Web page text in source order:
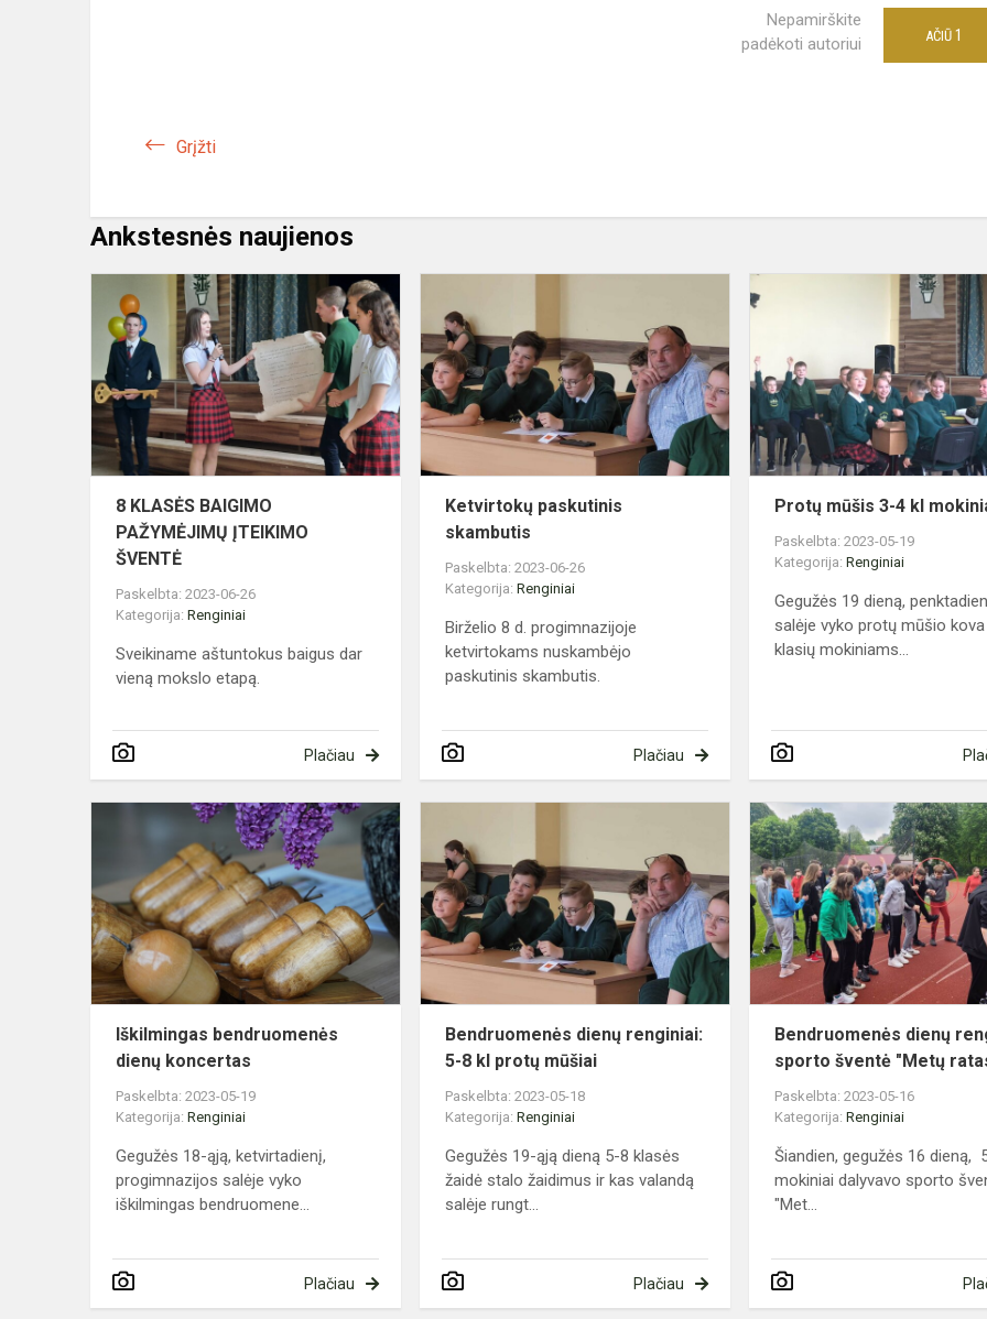
Nepamirškite
padėkoti autoriui
AČIŪ 1
Grįžti
Ankstesnės naujienos
KLASĖS
BAIGIMO
PAŽYMĖJIMŲ
ĮTEIKIMO
ŠVENTĖ
8 KLASĖS BAIGIMO
PAŽYMĖJIMŲ ĮTEIKIMO
ŠVENTĖ
Paskelbta: 2023-06-26
Kategorija: Renginiai
Sveikiname aštuntokus baigus dar
vieną mokslo etapą.
Plačiau
paskutinis
Ketvirtokų paskutinis
skambutis
Paskelbta: 2023-06-26
Kategorija:Renginiai
Birželio 8 d. progimnazijoje
ketvirtokams nuskambėjo
paskutinis skambutis.
Plačiau
Protų mūšis 3-4 kl
Paskelbta: 2023-05-19
Kategorija:Renginiai
Gegužės 19 dieną,
salėje vyko protų mūšio
klasių mokiniams...
Iškilmingas
bendruomenės
dienų
koncertas
Iškilmingas bendruomenės
dienų koncertas
Paskelbta: 2023-05-19
Kategorija: Renginiai
Gegužės 18-ąją, ketvirtadienį,
progimnazijos salėje vyko
iškilmingas bendruomene...
Plačiau
Bendruomenės
dienų
renginiai:
5-
8
kl
protų
mūšiai
Bendruomenės dienų renginiai:
5-8 kl protų mūšiai
Paskelbta: 2023-05-18
Kategorija:Renginiai
Gegužės 19-ąją dieną 5-8 klasės
žaidė stalo žaidimus ir kas valandą
salėje rungt...
Plačiau
Bendruomenės dienų
sporto šventė "Metų
Paskelbta: 2023-05-16
Kategorija:Renginiai
Šiandien, gegužės 16 dieną,
mokiniai dalyvavo sporto
"Met...